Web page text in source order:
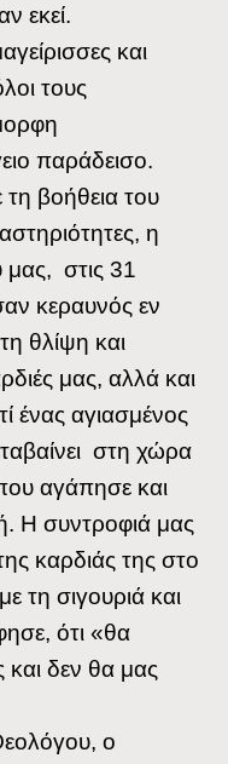
εκεί.
και
τους
παράδεισο.
βοήθεια του
η
μας, στις 31
κεραυνός εν
θλίψη και
μας, αλλά και
ένας αγιασμένος
στη χώρα
αγάπησε και
Η συντροφιά μας
καρδιάς της στο
τη σιγουριά και
ότι «θα
και δεν θα μας
ο